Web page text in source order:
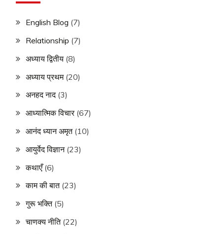
English Blog (7)
Relationship (7)
अध्याय द्वितीय (8)
अध्याय प्रथम(20)
अनहद नाद(3)
आध्यात्मिक विचार(67)
आनंद ध्यान अमृत(10)
आयुर्वेद विज्ञान(23)
कथाएँ(6)
काम की बात(23)
गुरू भक्ति(5)
चाणक्य नीति(22)